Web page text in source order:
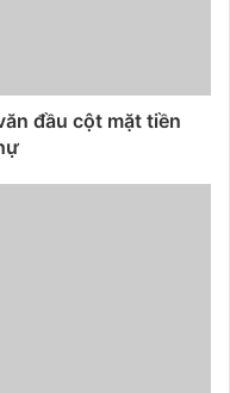
đầu cột mặt tiền